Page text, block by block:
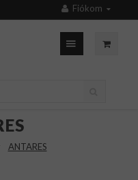
Fiókom
ANTARES